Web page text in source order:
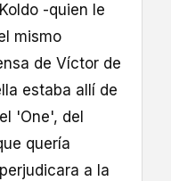
-quien le
mismo
de Víctor de
estaba allí de
'One', del
quería
a la